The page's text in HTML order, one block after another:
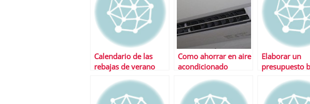
Calendario de las
rebajas de verano
Como ahorrar en aire
acondicionado
Elaborar un
presupuesto